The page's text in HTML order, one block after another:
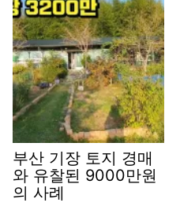
부산 기장 토지 경매
와 유찰된 9000만원
의 사례